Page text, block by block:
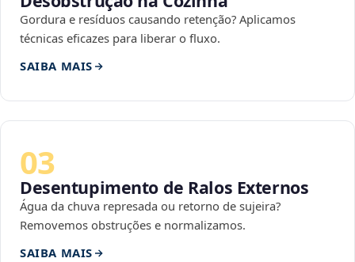
Gordura e resíduos causando retenção? Aplicamos
técnicas eficazes para liberar o fluxo.
SAIBA MAIS
03
Desentupimento de Ralos Externos
Água da chuva represada ou retorno de sujeira?
Removemos obstruções e normalizamos.
SAIBA MAIS